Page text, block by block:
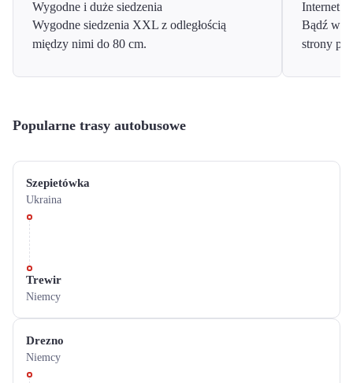
Wygodne i duże siedzenia
Wygodne siedzenia XXL z odległością
między nimi do 80 cm.
Internet
Bądź w
strony
Popularne trasy autobusowe
Szepietówka
Ukraina
Trewir
Niemcy
Drezno
Niemcy